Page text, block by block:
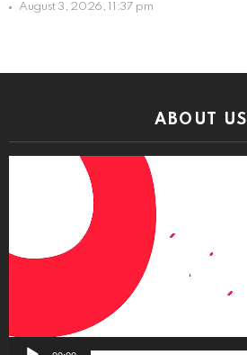
August 3, 2026, 11:37 pm
ABOUT US